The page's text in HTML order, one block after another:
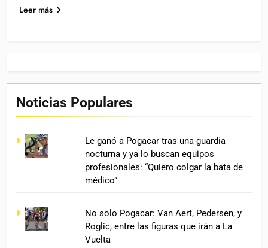
Leer más
Noticias Populares
Le ganó a Pogacar tras una guardia
nocturna y ya lo buscan equipos
profesionales: “Quiero colgar la bata de
médico”
No solo Pogacar: Van Aert, Pedersen, y
Roglic, entre las figuras que irán a La
Vuelta